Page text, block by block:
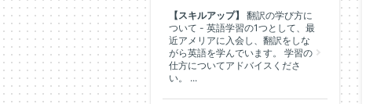
【スキルアップ】
翻訳の学び方に
ついて - 英語学習の1つとして、最
近アメリアに入会し、翻訳をしな
がら英語を学んでいます。 学習の
仕方についてアドバイスくださ
い。 ...